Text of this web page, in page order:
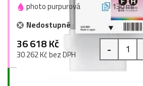
photo purpurová 130 ml
Nedostupné
36 618 Kč
30 262 Kč bez DPH -